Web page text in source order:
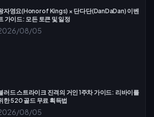
자영요(Honor of Kings) × 단다단(DanDaDan) 이벤
가이드: 모든 토큰 및 일정
08/05
러드 스트라이크 진격의 거인 1주차 가이드: 리바이를
한 520 골드 무료 획득법
08/05